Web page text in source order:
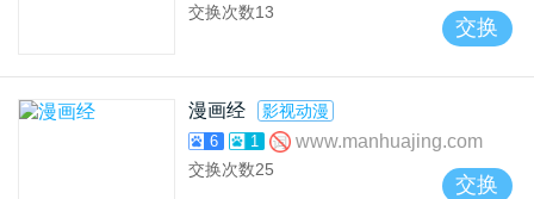
交换次数13
交换
漫画经 影视动漫
6 1 www.manhuajing.com
交换次数25
交换